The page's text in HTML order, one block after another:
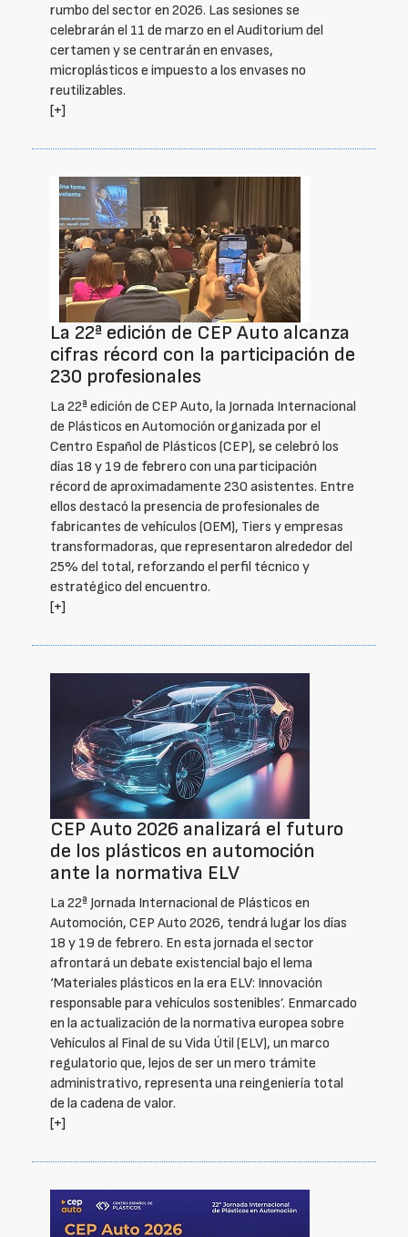
rumbo del sector en 2026. Las sesiones se
celebrarán el 11 de marzo en el Auditorium del
certamen y se centrarán en envases,
microplásticos e impuesto a los envases no
reutilizables.
[+]
La 22ª edición de CEP Auto alcanza
cifras récord con la participación de
230 profesionales
La 22ª edición de CEP Auto, la Jornada Internacional
de Plásticos en Automoción organizada por el
Centro Español de Plásticos (CEP), se celebró los
días 18 y 19 de febrero con una participación
récord de aproximadamente 230 asistentes. Entre
ellos destacó la presencia de profesionales de
fabricantes de vehículos (OEM), Tiers y empresas
transformadoras, que representaron alrededor del
25% del total, reforzando el perfil técnico y
estratégico del encuentro.
[+]
CEP Auto 2026 analizará el futuro
de los plásticos en automoción
ante la normativa ELV
La 22ª Jornada Internacional de Plásticos en
Automoción, CEP Auto 2026, tendrá lugar los días
18 y 19 de febrero. En esta jornada el sector
afrontará un debate existencial bajo el lema
‘Materiales plásticos en la era ELV: Innovación
responsable para vehículos sostenibles’. Enmarcado
en la actualización de la normativa europea sobre
Vehículos al Final de su Vida Útil (ELV), un marco
regulatorio que, lejos de ser un mero trámite
administrativo, representa una reingeniería total
de la cadena de valor.
[+]